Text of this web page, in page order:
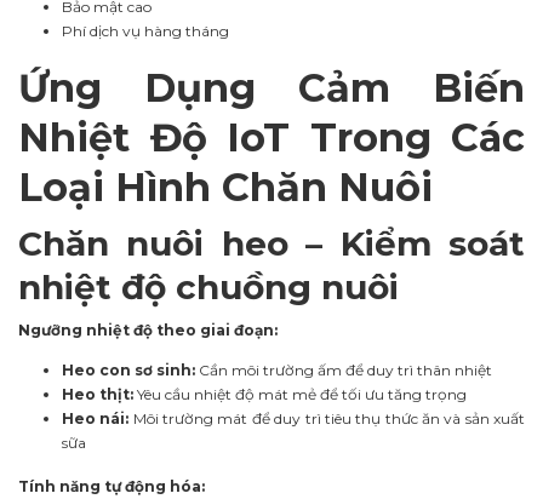
Bảo mật cao
Phí dịch vụ hàng tháng
Ứng Dụng Cảm Biến
Nhiệt Độ IoT Trong Các
Loại Hình Chăn Nuôi
Chăn nuôi heo – Kiểm soát
nhiệt độ chuồng nuôi
Ngưỡng nhiệt độ theo giai đoạn:
Heo con sơ sinh: Cần môi trường ấm để duy trì thân nhiệt
Heo thịt: Yêu cầu nhiệt độ mát mẻ để tối ưu tăng trọng
Heo nái: Môi trường mát để duy trì tiêu thụ thức ăn và sản xuất
sữa
Tính năng tự động hóa: